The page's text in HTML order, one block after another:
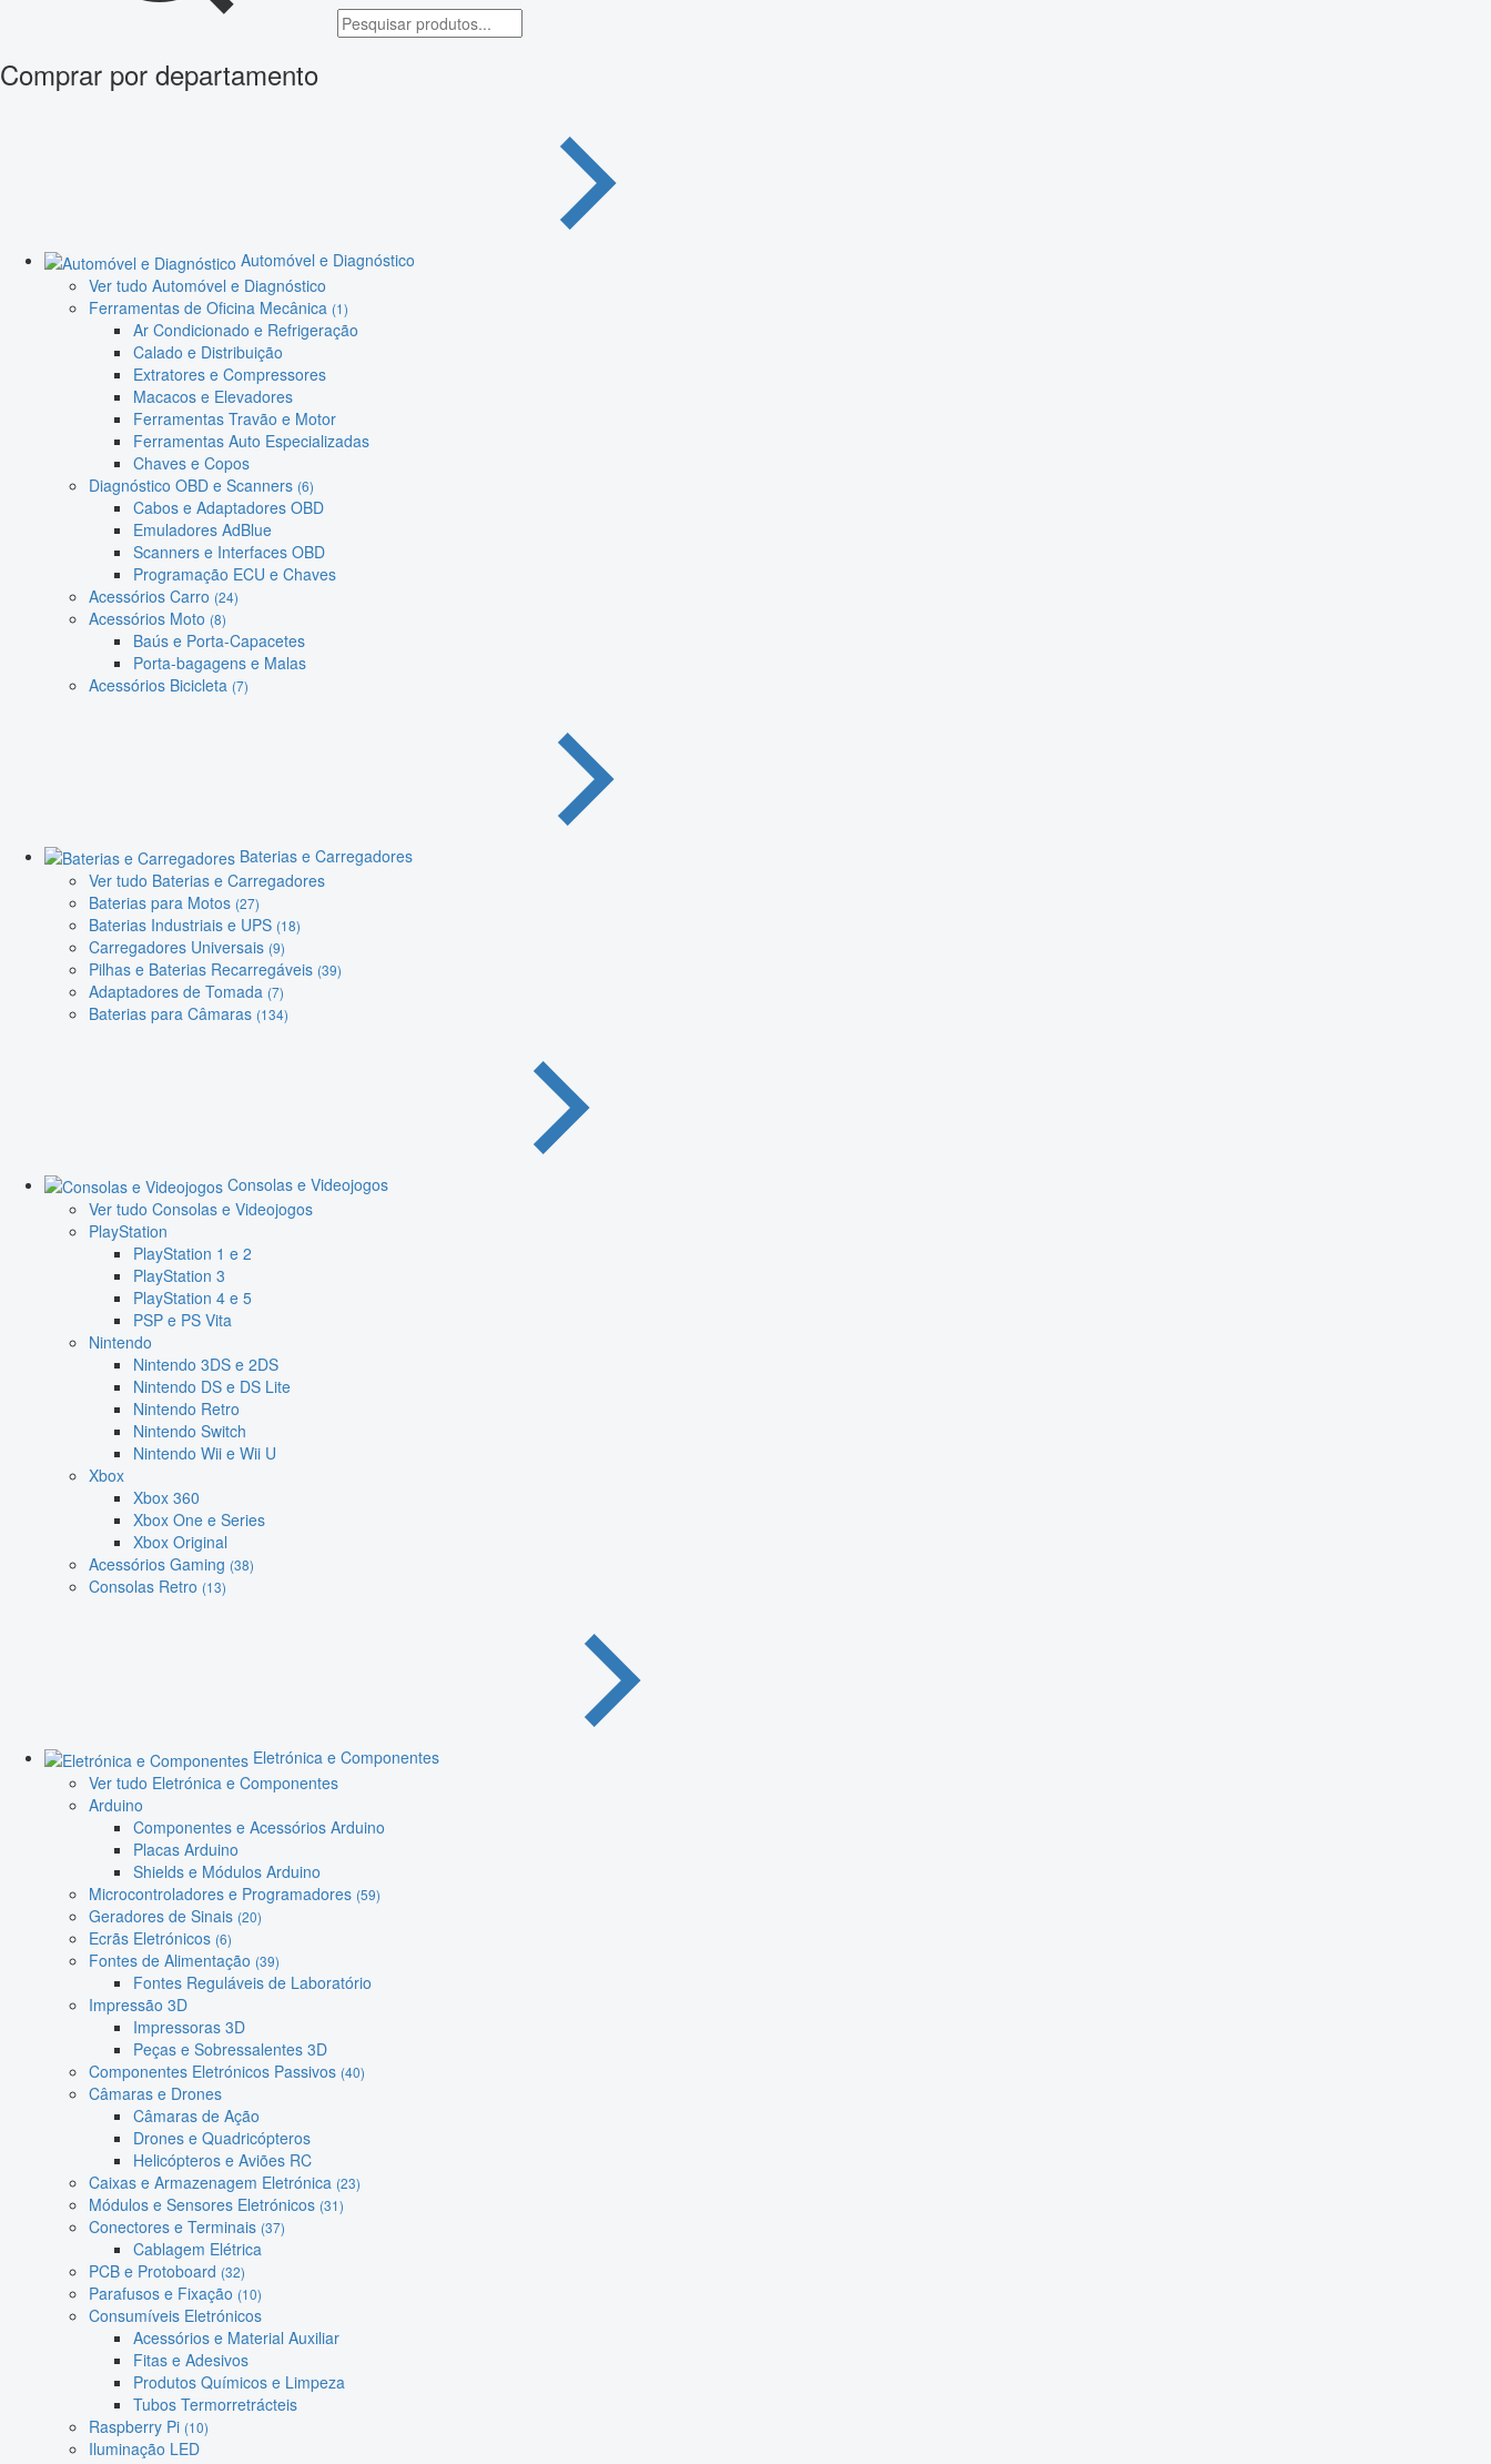
Comprar por departamento
Automóvel e Diagnóstico
Ver tudo Automóvel e Diagnóstico
Ferramentas de Oficina Mecânica (1)
Ar Condicionado e Refrigeração
Calado e Distribuição
Extratores e Compressores
Macacos e Elevadores
Ferramentas Travão e Motor
Ferramentas Auto Especializadas
Chaves e Copos
Diagnóstico OBD e Scanners (6)
Cabos e Adaptadores OBD
Emuladores AdBlue
Scanners e Interfaces OBD
Programação ECU e Chaves
Acessórios Carro (24)
Acessórios Moto (8)
Baús e Porta-Capacetes
Porta-bagagens e Malas
Acessórios Bicicleta (7)
Baterias e Carregadores
Ver tudo Baterias e Carregadores
Baterias para Motos (27)
Baterias Industriais e UPS (18)
Carregadores Universais (9)
Pilhas e Baterias Recarregáveis (39)
Adaptadores de Tomada (7)
Baterias para Câmaras (134)
Consolas e Videojogos
Ver tudo Consolas e Videojogos
PlayStation
PlayStation 1 e 2
PlayStation 3
PlayStation 4 e 5
PSP e PS Vita
Nintendo
Nintendo 3DS e 2DS
Nintendo DS e DS Lite
Nintendo Retro
Nintendo Switch
Nintendo Wii e Wii U
Xbox
Xbox 360
Xbox One e Series
Xbox Original
Acessórios Gaming (38)
Consolas Retro (13)
Eletrónica e Componentes
Ver tudo Eletrónica e Componentes
Arduino
Componentes e Acessórios Arduino
Placas Arduino
Shields e Módulos Arduino
Microcontroladores e Programadores (59)
Geradores de Sinais (20)
Ecrãs Eletrónicos (6)
Fontes de Alimentação (39)
Fontes Reguláveis de Laboratório
Impressão 3D
Impressoras 3D
Peças e Sobressalentes 3D
Componentes Eletrónicos Passivos (40)
Câmaras e Drones
Câmaras de Ação
Drones e Quadricópteros
Helicópteros e Aviões RC
Caixas e Armazenagem Eletrónica (23)
Módulos e Sensores Eletrónicos (31)
Conectores e Terminais (37)
Cablagem Elétrica
PCB e Protoboard (32)
Parafusos e Fixação (10)
Consumíveis Eletrónicos
Acessórios e Material Auxiliar
Fitas e Adesivos
Produtos Químicos e Limpeza
Tubos Termorretrácteis
Raspberry Pi (10)
Iluminação LED